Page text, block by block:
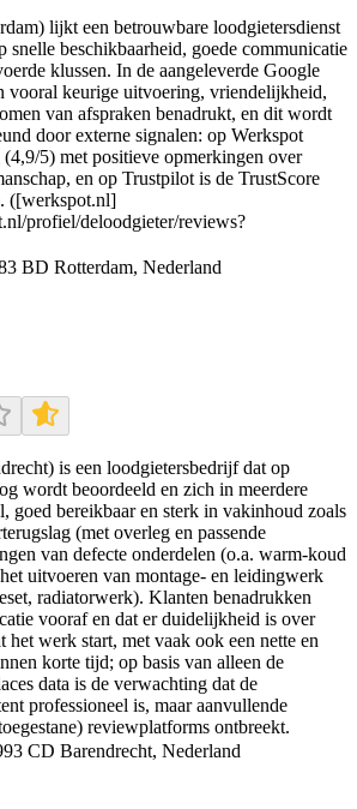
lijkt een betrouwbare loodgietersdienst
snelle beschikbaarheid, goede communicatie
klussen. In de aangeleverde Google
vooral keurige uitvoering, vriendelijkheid,
van afspraken benadrukt, en dit wordt
door externe signalen: op Werkspot
5) met positieve opmerkingen over
en op Trustpilot is de TrustScore
([werkspot.nl]
profiel/deloodgieter/reviews?
BD Rotterdam, Nederland
is een loodgietersbedrijf dat op
wordt beoordeeld en zich in meerdere
goed bereikbaar en sterk in vakinhoud zoals
(met overleg en passende
van defecte onderdelen (o.a. warm-koud
uitvoeren van montage- en leidingwerk
radiatorwerk). Klanten benadrukken
vooraf en dat er duidelijkheid is over
het werk start, met vaak ook een nette en
korte tijd; op basis van alleen de
data is de verwachting dat de
professioneel is, maar aanvullende
reviewplatforms ontbreekt.
CD Barendrecht, Nederland